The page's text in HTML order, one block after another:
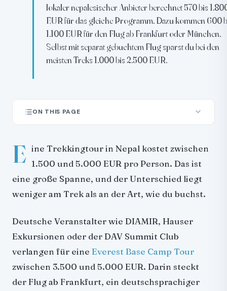
lokaler nepalesischer Anbieter berechnet 570 bis
EUR für das gleiche Programm. Dazu kommen 600
1.100 EUR für den Flug ab Frankfurt oder München.
Selbst mit separat gebuchtem Flug sparst du bei den
meisten Treks 1.000 bis 2.500 EUR.
ON THIS PAGE
Was im Paket eines lokalen Anbieters steckt
Permits und Parkgebühren
Guide und Träger
Essen und Unterkunft auf dem Trek
Was ein lokaler Anbieter in Nepal berechnet
Versteckte Kosten, die in keinem Katalog stehen
Flüge von Deutschland nach Kathmandu
Drei Gesamtbudgets im Vergleich
Szenario 1: Sparsam (Poon Hill, 10 Tage)
E ine Trekkingtour in Nepal kostet zwischen
1.500 und 5.000 EUR pro Person. Das ist
eine große Spanne, und der Unterschied liegt
weniger am Trek als an der Art, wie du buchst.
Deutsche Veranstalter wie DIAMIR, Hauser
Exkursionen oder der DAV Summit Club
verlangen für eine Everest Base Camp Tour
zwischen 3.500 und 5.000 EUR. Darin steckt
der Flug ab Frankfurt, ein deutschsprachiger